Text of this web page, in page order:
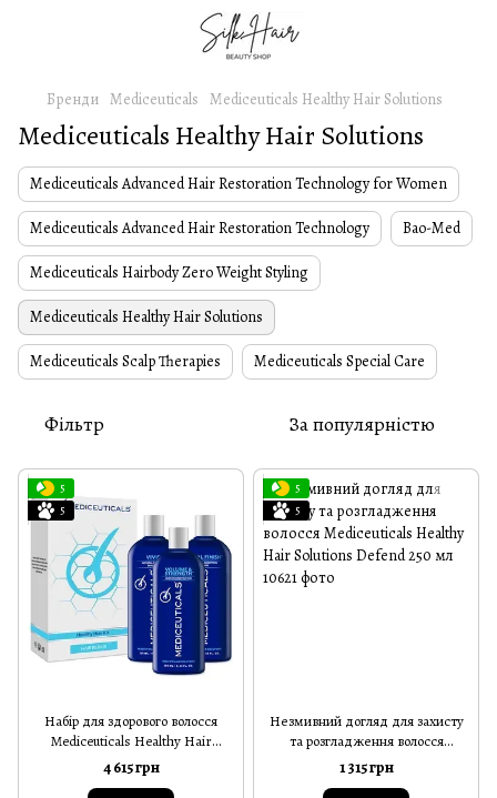
Бренди Mediceuticals Mediceuticals Healthy Hair Solutions
Mediceuticals Healthy Hair Solutions
Mediceuticals Advanced Hair Restoration Technology for Women
Mediceuticals Advanced Hair Restoration Technology Bao-Med
Mediceuticals Hairbody Zero Weight Styling
Mediceuticals Healthy Hair Solutions
Mediceuticals Scalp Therapies Mediceuticals Special Care
Фільтр За популярністю
5
5
Набір для здорового волосся
Mediceuticals Healthy Hair
Solutions Hair Repair
4 615 грн
5
5
Незмивний догляд для захисту
та розгладження волосся
Mediceuticals Healthy Hair
Solutions Defend 250 мл
1 315 грн